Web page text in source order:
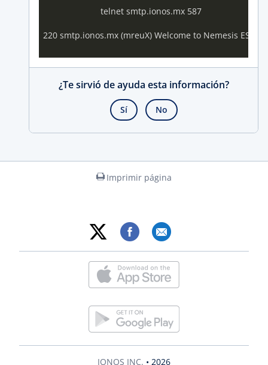
220 smtp.ionos.mx (mreuX) Welcome to Nemesis
¿Te sirvió de ayuda esta información?
Sí No
Imprimir página
IONOS INC. • 2026